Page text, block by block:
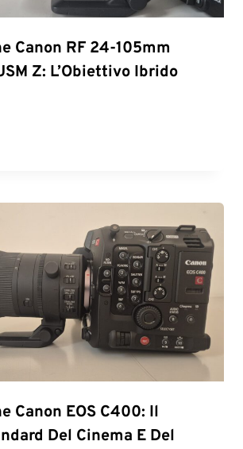
Canon RF 24-105mm
Z: L’Obiettivo Ibrido
Canon EOS C400: Il
Del Cinema E Del